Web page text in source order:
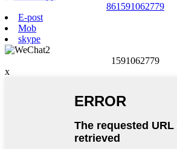
861591062779
E-post
Mob
skype
1591062779
x